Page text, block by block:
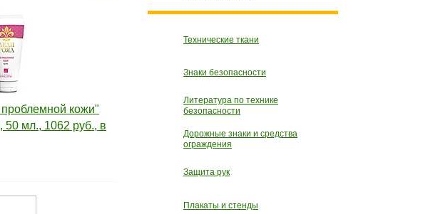
кожи"
50 мл., 1062 руб., в
Технические ткани
Знаки безопасности
Литература по технике
безопасности
Дорожные знаки и средства
ограждения
Защита рук
Плакаты и стенды